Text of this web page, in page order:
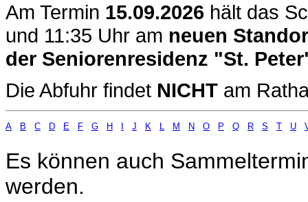
Am Termin 15.09.2026 hält das
und 11:35 Uhr am neuen
der Seniorenresidenz "St.
Die Abfuhr findet NICHT am
A B C D E F G H J K L M N O P Q R S T U
Es können auch
werden.